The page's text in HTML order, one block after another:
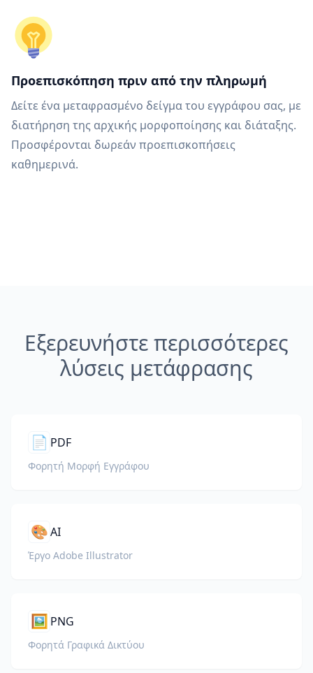
Προεπισκόπηση πριν από την πληρωμή
Δείτε ένα μεταφρασμένο δείγμα του εγγράφου σας, με
διατήρηση της αρχικής μορφοποίησης και διάταξης.
Προσφέρονται δωρεάν προεπισκοπήσεις
καθημερινά.
Εξερευνήστε περισσότερες
λύσεις μετάφρασης
📄 PDF
Φορητή Μορφή Εγγράφου
🎨AI
Έργο Adobe Illustrator
🖼️ PNG
Φορητά Γραφικά Δικτύου